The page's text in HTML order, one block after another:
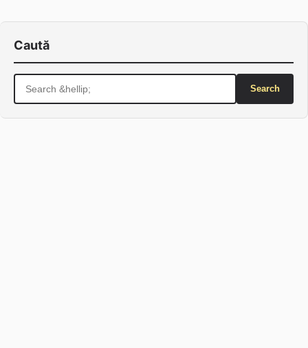
Caută
Search
for: